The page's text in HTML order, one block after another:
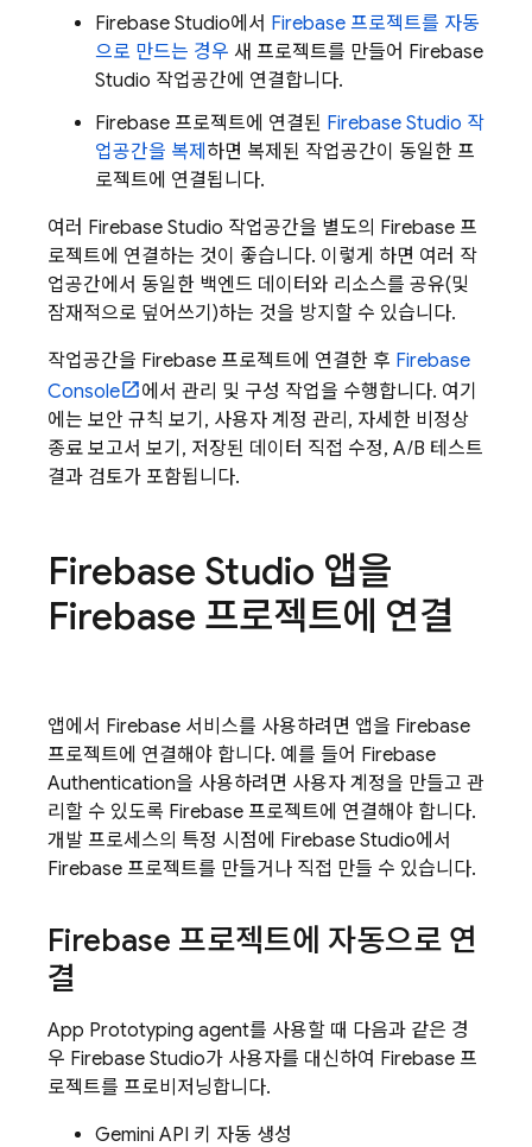
Firebase Studio에서 Firebase 프로젝트를 자동
으로 만드는 경우 새 프로젝트를 만들어 Firebase
Studio 작업공간에 연결합니다.
Firebase 프로젝트에 연결된 Firebase Studio 작
업공간을 복제 하면 복제된 작업공간이 동일한 프
로젝트에 연결됩니다.
여러 Firebase Studio 작업공간을 별도의 Firebase 프
로젝트에 연결하는 것이 좋습니다. 이렇게 하면 여러 작
업공간에서 동일한 백엔드 데이터와 리소스를 공유(및
잠재적으로 덮어쓰기)하는 것을 방지할 수 있습니다.
작업공간을 Firebase 프로젝트에 연결한 후 Firebase
Console
에서 관리 및 구성 작업을 수행합니다. 여기
에는 보안 규칙 보기, 사용자 계정 관리, 자세한 비정상
종료 보고서 보기, 저장된 데이터 직접 수정, A/B 테스트
결과 검토가 포함됩니다.
Firebase Studio 앱을
Firebase 프로젝트에 연결
앱에서 Firebase 서비스를 사용하려면 앱을 Firebase
프로젝트에 연결해야 합니다. 예를 들어 Firebase
Authentication을 사용하려면 사용자 계정을 만들고 관
리할 수 있도록 Firebase 프로젝트에 연결해야 합니다.
개발 프로세스의 특정 시점에 Firebase Studio에서
Firebase 프로젝트를 만들거나 직접 만들 수 있습니다.
Firebase 프로젝트에 자동으로 연
결
App Prototyping agent를 사용할 때 다음과 같은 경
우 Firebase Studio가 사용자를 대신하여 Firebase 프
로젝트를 프로비저닝합니다.
Gemini API 키 자동 생성